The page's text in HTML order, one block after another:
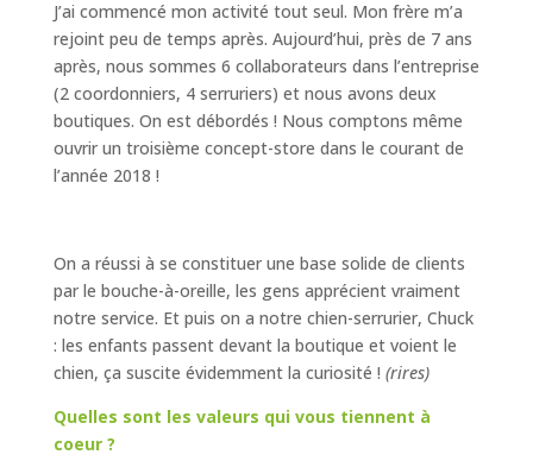
J’ai commencé mon activité tout seul. Mon frère m’a
rejoint peu de temps après. Aujourd’hui, près de 7 ans
après, nous sommes 6 collaborateurs dans l’entreprise
(2 coordonniers, 4 serruriers) et nous avons deux
boutiques. On est débordés ! Nous comptons même
ouvrir un troisième concept-store dans le courant de
l’année 2018 !
On a réussi à se constituer une base solide de clients
par le bouche-à-oreille, les gens apprécient vraiment
notre service. Et puis on a notre chien-serrurier, Chuck
: les enfants passent devant la boutique et voient le
chien, ça suscite évidemment la curiosité ! (rires)
Quelles sont les valeurs qui vous tiennent à
coeur ?